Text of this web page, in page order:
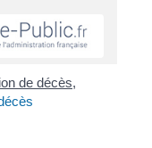
de décès,